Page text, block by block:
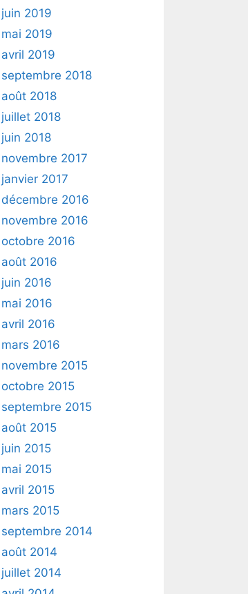
juin 2019
mai 2019
avril 2019
septembre 2018
août 2018
juillet 2018
juin 2018
novembre 2017
janvier 2017
décembre 2016
novembre 2016
octobre 2016
août 2016
juin 2016
mai 2016
avril 2016
mars 2016
novembre 2015
octobre 2015
septembre 2015
août 2015
juin 2015
mai 2015
avril 2015
mars 2015
septembre 2014
août 2014
juillet 2014